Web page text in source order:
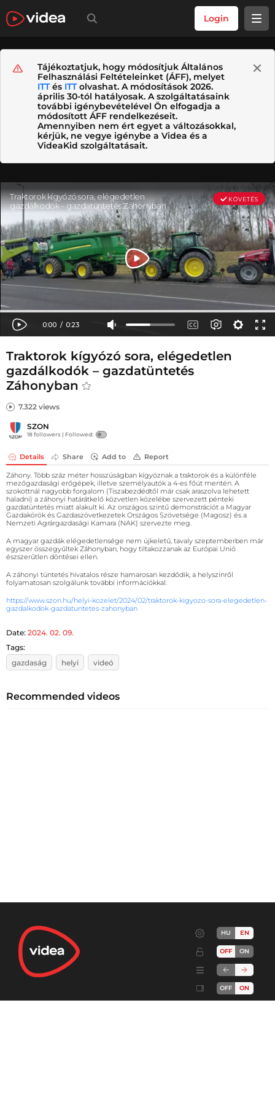
Login
Tájékoztatjuk, hogy módosítjuk Általános
Felhasználási Feltételeinket (ÁFF), melyet
ITTés ITTolvashat. A módosítások 2026.
április 30-tól hatályosak. A szolgáltatásaink
további igénybevételével Ön elfogadja a
módosított ÁFF rendelkezéseit.
Amennyiben nem ért egyet a változásokkal,
kérjük, ne vegye igénybe a Videa és a
VideaKid szolgáltatásait.
Traktorok kígyózó sora, elégedetlen
gazdálkodók – gazdatüntetés
Záhonyban
7.322 views
SZON
18 followers | Followed:
Details Share Add to Report
Záhony. Több száz méter hosszúságban kígyóznak a traktorok és a különféle
mezőgazdasági erőgépek, illetve személyautók a 4-es főút mentén. A
szokottnál nagyobb forgalom (Tiszabezdédtől már csak araszolva lehetett
haladni) a záhonyi határátkelő közvetlen közelébe szervezett pénteki
gazdatüntetés miatt alakult ki. Az országos szintű demonstrációt a Magyar
Gazdakörök és Gazdaszövetkezetek Országos Szövetsége (Magosz) és a
Nemzeti Agrárgazdasági Kamara (NAK) szervezte meg.
A magyar gazdák elégedetlensége nem újkeletű, tavaly szeptemberben már
egyszer összegyűltek Záhonyban, hogy tiltakozzanak az Európai Unió
észszerűtlen döntései ellen.
A záhonyi tüntetés hivatalos része hamarosan kezdődik, a helyszínről
folyamatosan szolgálunk további információkkal.
https://www.szon.hu/helyi-kozelet/2024/02/traktorok-kigyozo-sora-elegedetlen-
gazdalkodok-gazdatuntetes-zahonyban
Date: 2024. 02. 09.
Tags:
gazdaság
helyi videó
Recommended videos
HU EN
OFF ON
OFF ON